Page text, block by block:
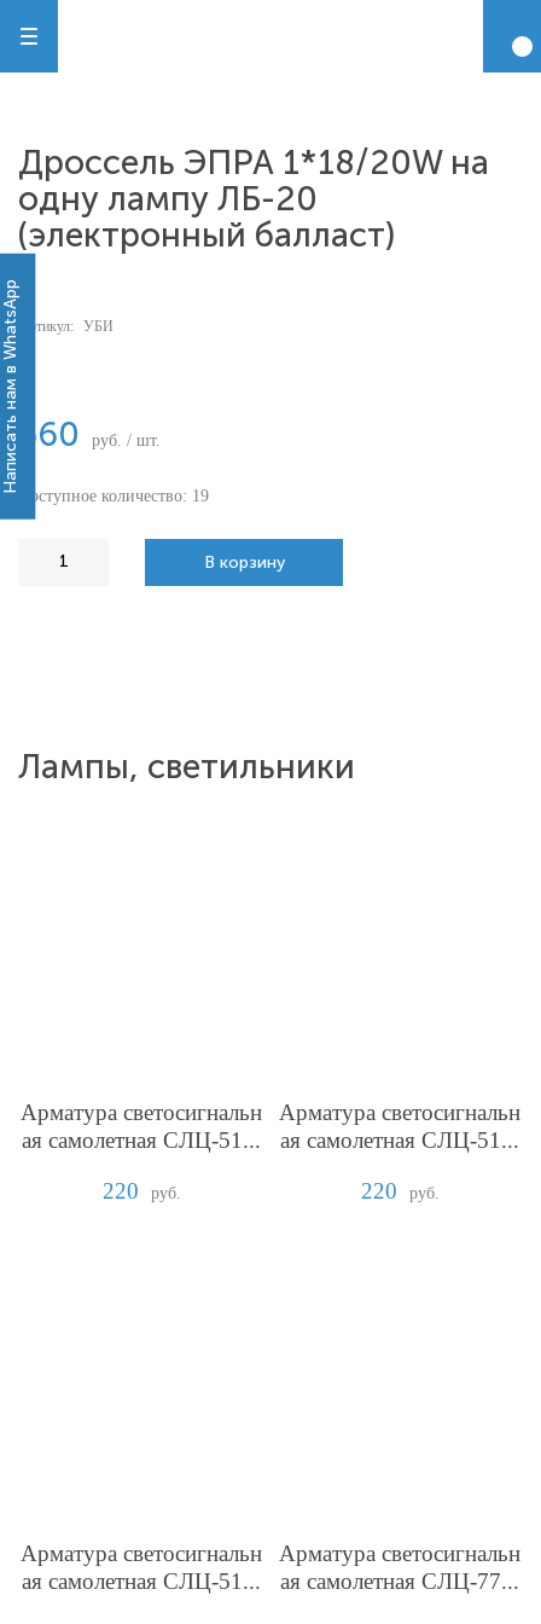
Дроссель ЭПРА 1*18/20W на
одну лампу ЛБ-20
(электронный балласт)
Артикул: УБИ
560 руб. / шт.
Доступное количество: 19
В корзину
Лампы, светильники
Арматура светосигнальн
ая самолетная СЛЦ-51...
220
руб.
Арматура светосигнальн
ая самолетная СЛЦ-51...
220
руб.
Арматура светосигнальн
ая самолетная СЛЦ-51...
Арматура светосигнальн
ая самолетная СЛЦ-77...
Написать нам в WhatsApp